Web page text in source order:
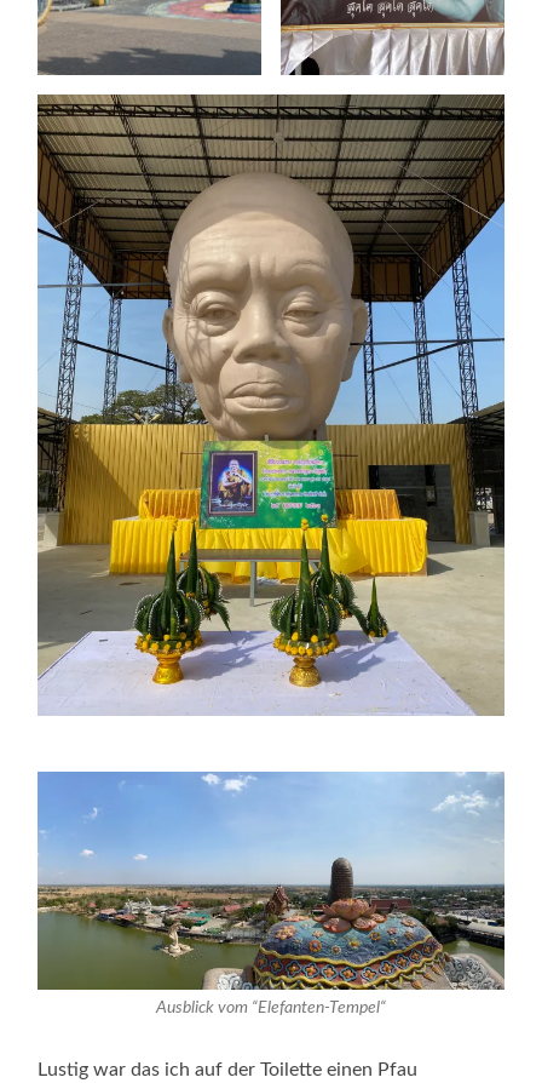
Ausblick vom “Elefanten-Tempel“
Lustig war das ich auf der Toilette einen Pfau